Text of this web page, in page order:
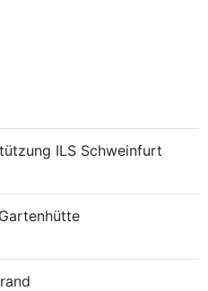
ILS Schweinfurt